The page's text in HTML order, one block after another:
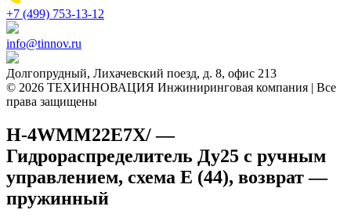
+7 (499) 753-13-12
info@tinnov.ru
Долгопрудный, Лихачевский поезд, д. 8, офис 213
© 2026 ТЕХИННОВАЦИЯ Инжиниринговая компания | Все
права защищены
H-4WMM22E7X/ —
Гидрораспределитель Ду25 с ручным
управлением, схема E (44), возврат —
пружинный